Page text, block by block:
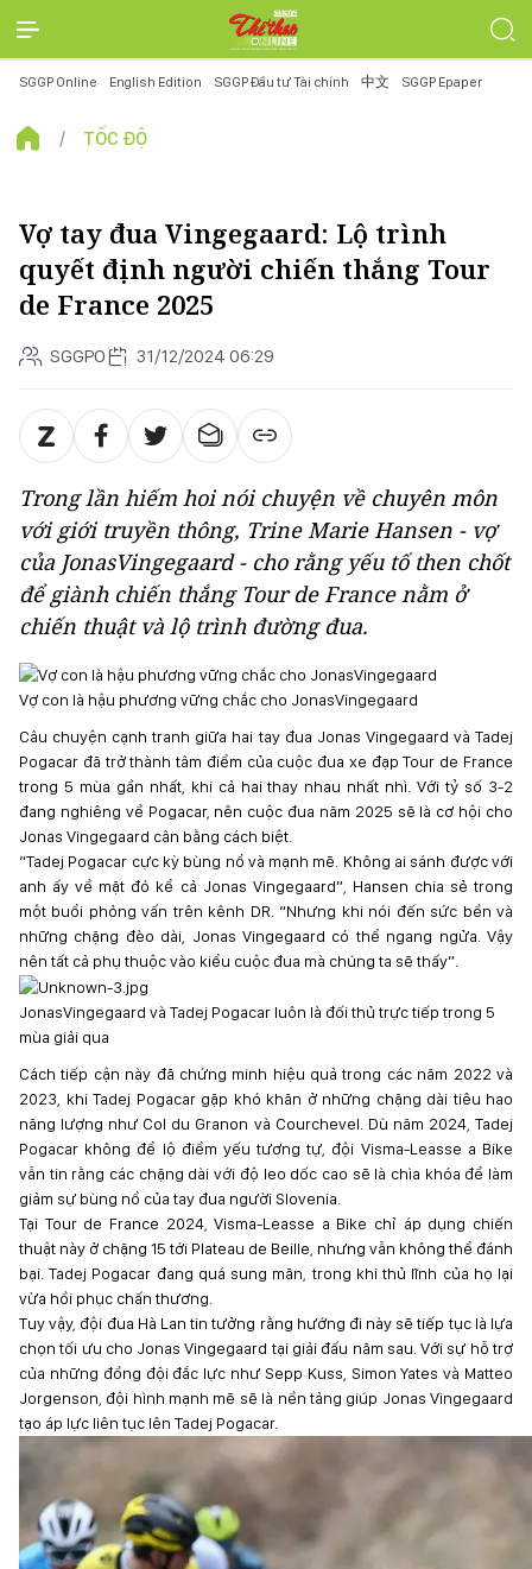
SGGP Online English Edition SGGP Đầu tư Tài chính 中文 SGGP Epaper
TỐC ĐỘ
Vợ tay đua Vingegaard: Lộ trình
quyết định người chiến thắng Tour
de France 2025
SGGPO 31/12/2024 06:29
Trong lần hiếm hoi nói chuyện về chuyên môn
với giới truyền thông, Trine Marie Hansen - vợ
của JonasVingegaard - cho rằng yếu tố then chốt
để giành chiến thắng Tour de France nằm ở
chiến thuật và lộ trình đường đua.
Vợ con là hậu phương vững chắc cho JonasVingegaard
Câu chuyện cạnh tranh giữa hai tay đua Jonas Vingegaard và Tadej
Pogacar đã trở thành tâm điểm của cuộc đua xe đạp Tour de France
trong 5 mùa gần nhất, khi cả hai thay nhau nhất nhì. Với tỷ số 3-2
đang nghiêng về Pogacar, nên cuộc đua năm 2025 sẽ là cơ hội cho
Jonas Vingegaard cân bằng cách biệt.
“Tadej Pogacar cực kỳ bùng nổ và mạnh mẽ. Không ai sánh được với
anh ấy về mặt đó kể cả Jonas Vingegaard”, Hansen chia sẻ trong
một buổi phỏng vấn trên kênh DR. “Nhưng khi nói đến sức bền và
những chặng đèo dài, Jonas Vingegaard có thể ngang ngửa. Vậy
nên tất cả phụ thuộc vào kiểu cuộc đua mà chúng ta sẽ thấy”.
JonasVingegaard và Tadej Pogacar luôn là đối thủ trực tiếp trong 5
mùa giải qua
Cách tiếp cận này đã chứng minh hiệu quả trong các năm 2022 và
2023, khi Tadej Pogacar gặp khó khăn ở những chặng dài tiêu hao
năng lượng như Col du Granon và Courchevel. Dù năm 2024, Tadej
Pogacar không để lộ điểm yếu tương tự, đội Visma-Leasse a Bike
vẫn tin rằng các chặng dài với độ leo dốc cao sẽ là chìa khóa để làm
giảm sự bùng nổ của tay đua người Slovenia.
Tại Tour de France 2024, Visma-Leasse a Bike chỉ áp dụng chiến
thuật này ở chặng 15 tới Plateau de Beille, nhưng vẫn không thể đánh
bại. Tadej Pogacar đang quá sung mãn, trong khi thủ lĩnh của họ lại
vừa hồi phục chấn thương.
Tuy vậy, đội đua Hà Lan tin tưởng rằng hướng đi này sẽ tiếp tục là lựa
chọn tối ưu cho Jonas Vingegaard tại giải đấu năm sau. Với sự hỗ trợ
của những đồng đội đắc lực như Sepp Kuss, Simon Yates và Matteo
Jorgenson, đội hình mạnh mẽ sẽ là nền tảng giúp Jonas Vingegaard
tạo áp lực liên tục lên Tadej Pogacar.